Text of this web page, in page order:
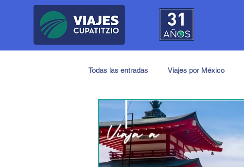
Todas las entradas Viajes por México
Próximos Viajes
Japón China India Tailandia